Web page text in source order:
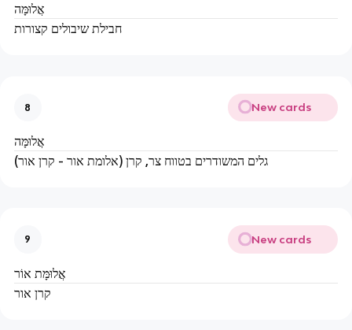
אֲלוּמָּה
חבילת שיבולים קצורות
8 New cards
אֲלוּמָּה
גלים המשודרים בטווח צר, קרן (אלומת אור - קרן אור)
9 New cards
אֲלוּמָּת אוֹר
קרן אור